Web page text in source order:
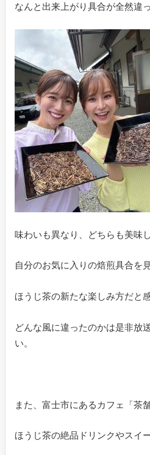
なんと出来上がり具合が全然違
味わいも異なり、どちらも美味
自分のお気に入りの焙煎具合を
ほうじ茶の新たな楽しみ方だと
どんな風に違ったのかは是非放
い。
また、富士市にあるカフェ「茶
ほうじ茶の絶品ドリンクやスイ